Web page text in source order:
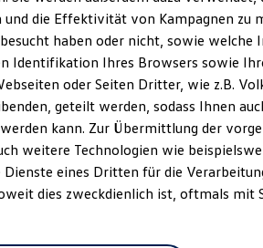
und die Effektivität von Kampagnen zu
haben oder nicht, sowie
Identifikation Ihres Browsers sowie
oder Seiten Dritter, wie z.B.
geteilt werden, sodass Ihnen
kann. Zur Übermittlung der
weitere Technologien wie
Dienste eines Dritten für die
dies zweckdienlich ist, oftmals